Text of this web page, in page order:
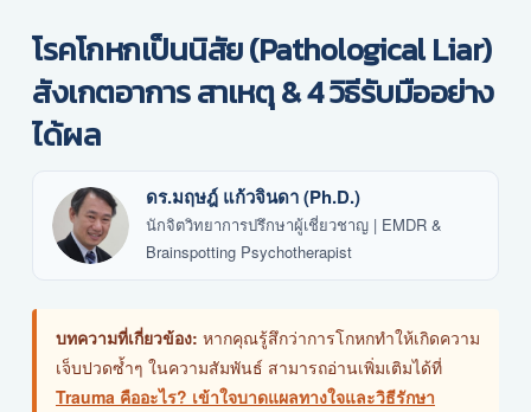
โรคโกหกเป็นนิสัย (Pathological Liar)
สังเกตอาการ สาเหตุ & 4 วิธีรับมืออย่าง
ได้ผล
ดร.มฤษฎ์ แก้วจินดา (Ph.D.)
นักจิตวิทยาการปรึกษาผู้เชี่ยวชาญ | EMDR &
Brainspotting Psychotherapist
บทความที่เกี่ยวข้อง: หากคุณรู้สึกว่าการโกหกทำให้เกิดความ
เจ็บปวดซ้ำๆ ในความสัมพันธ์ สามารถอ่านเพิ่มเติมได้ที่
Trauma คืออะไร? เข้าใจบาดแผลทางใจและวิธีรักษา